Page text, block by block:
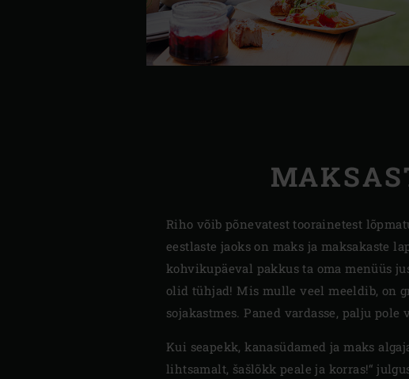
Riho võib põnevatest toorainetest
eestlaste jaoks on maks ja maksakaste
kohvikupäeval pakkus ta oma menüüs
olid tühjad! Mis mulle veel meeldib, on
sojakastmes. Paned vardasse, palju
Kui seapekk, kanasüdamed ja maks
lihtsamalt, šašlõkk peale ja korras!“